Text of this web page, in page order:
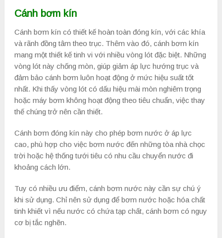
Cánh bơm kín
Cánh bơm kín có thiết kế hoàn toàn đóng kín, với các khía
và rãnh đồng tâm theo trục. Thêm vào đó, cánh bơm kín
mang một thiết kế tinh vi với nhiều vòng lót đặc biệt. Những
vòng lót này chống mòn, giúp giảm áp lực hướng trục và
đảm bảo cánh bơm luôn hoạt động ở mức hiệu suất tốt
nhất. Khi thấy vòng lót có dấu hiệu mài mòn nghiêm trọng
hoặc máy bơm không hoạt động theo tiêu chuẩn, việc thay
thế chúng trở nên cần thiết.
Cánh bơm đóng kín này cho phép bơm nước ở áp lực
cao, phù hợp cho việc bơm nước đến những tòa nhà chọc
trời hoặc hệ thống tưới tiêu có nhu cầu chuyển nước đi
khoảng cách lớn.
Tuy có nhiều ưu điểm, cánh bơm nước này cần sự chú ý
khi sử dụng. Chỉ nên sử dụng để bơm nước hoặc hóa chất
tinh khiết vì nếu nước có chứa tạp chất, cánh bơm có nguy
cơ bị tắc nghẽn.